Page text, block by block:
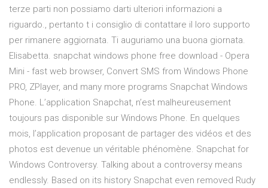
terze parti non possiamo darti ulteriori informazioni a
riguardo., pertanto t i consiglio di contattare il loro supporto
per rimanere aggiornata. Ti auguriamo una buona giornata.
Elisabetta. snapchat windows phone free download - Opera
Mini - fast web browser, Convert SMS from Windows Phone
PRO, ZPlayer, and many more programs Snapchat Windows
Phone. L’application Snapchat, n’est malheureusement
toujours pas disponible sur Windows Phone. En quelques
mois, l’application proposant de partager des vidéos et des
photos est devenue un véritable phénomène. Snapchat for
Windows Controversy. Talking about a controversy means
endlessly. Based on its history Snapchat even removed Rudy